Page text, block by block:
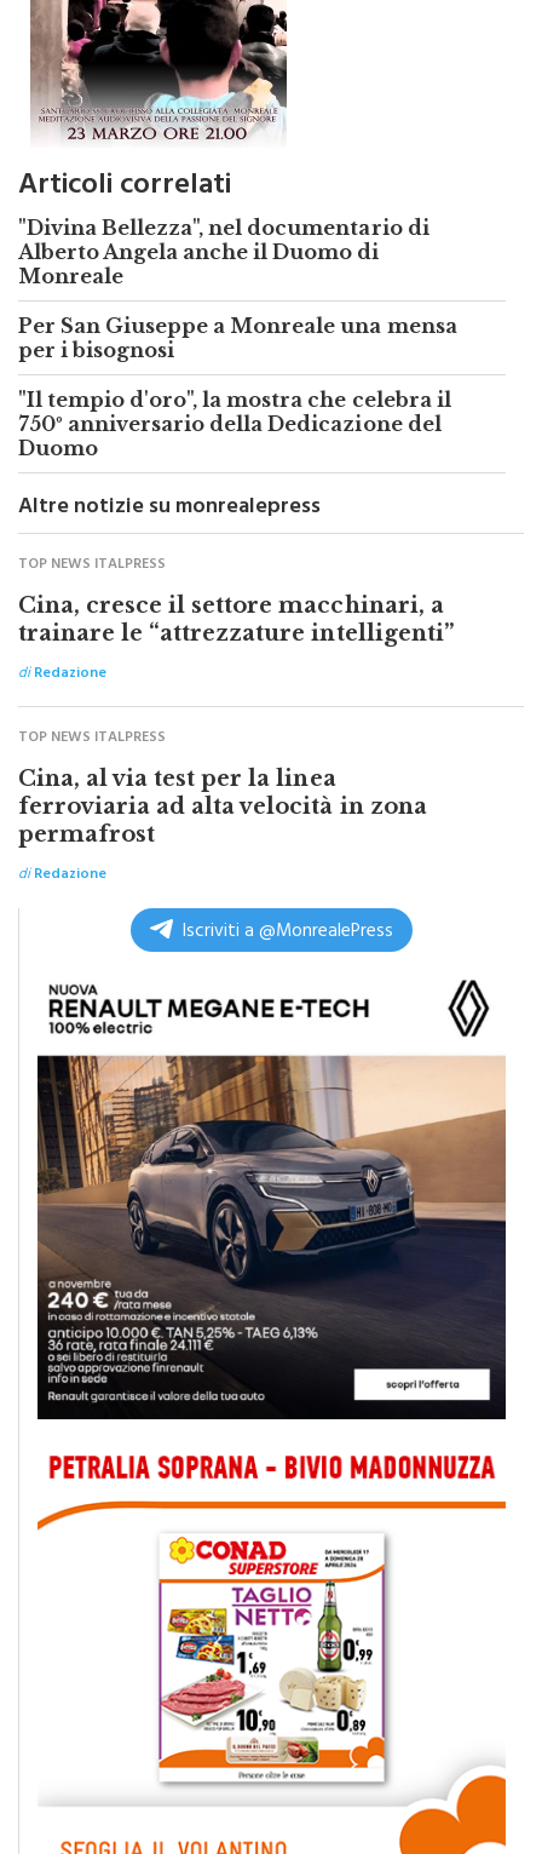
Articoli correlati
"Divina Bellezza", nel documentario di
Alberto Angela anche il Duomo di
Monreale
Per San Giuseppe a Monreale una mensa
per i bisognosi
"Il tempio d'oro", la mostra che celebra il
750º anniversario della Dedicazione del
Duomo
Altre notizie su monrealepress
TOP NEWS ITALPRESS
Cina, cresce il settore macchinari, a
trainare le “attrezzature intelligenti”
diRedazione
TOP NEWS ITALPRESS
Cina, al via test per la linea
ferroviaria ad alta velocità in zona
permafrost
diRedazione
Iscriviti a @MonrealePress